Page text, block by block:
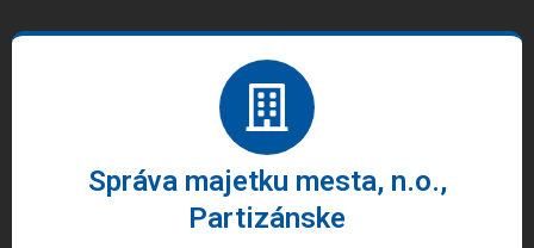
Správa majetku mesta, n.o.,
Partizánske